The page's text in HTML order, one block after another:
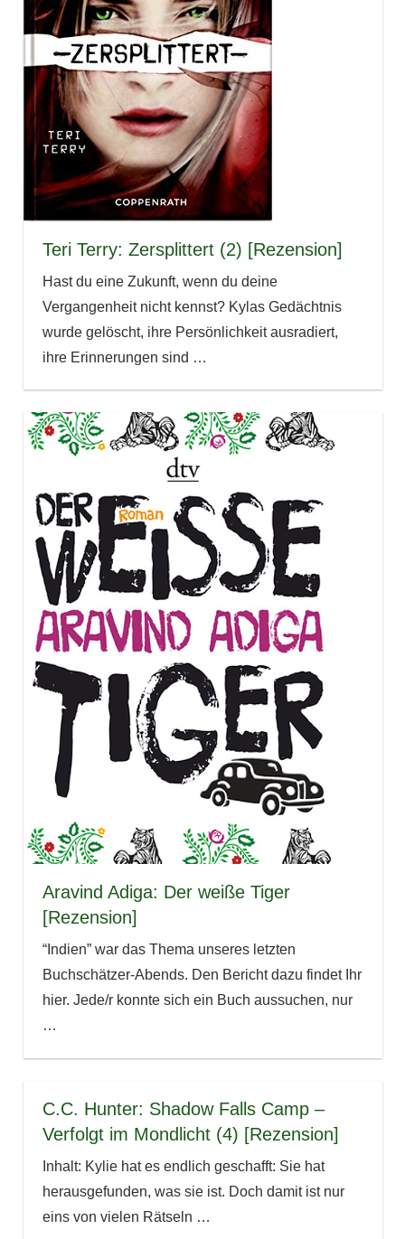
Teri Terry: Zersplittert (2) [Rezension]
Hast du eine Zukunft, wenn du deine
Vergangenheit nicht kennst? Kylas Gedächtnis
wurde gelöscht, ihre Persönlichkeit ausradiert,
ihre Erinnerungen sind …
Aravind Adiga: Der weiße Tiger
[Rezension]
“Indien” war das Thema unseres letzten
Buchschätzer-Abends. Den Bericht dazu findet Ihr
hier. Jede/r konnte sich ein Buch aussuchen, nur
…
C.C. Hunter: Shadow Falls Camp –
Verfolgt im Mondlicht (4) [Rezension]
Inhalt: Kylie hat es endlich geschafft: Sie hat
herausgefunden, was sie ist. Doch damit ist nur
eins von vielen Rätseln …